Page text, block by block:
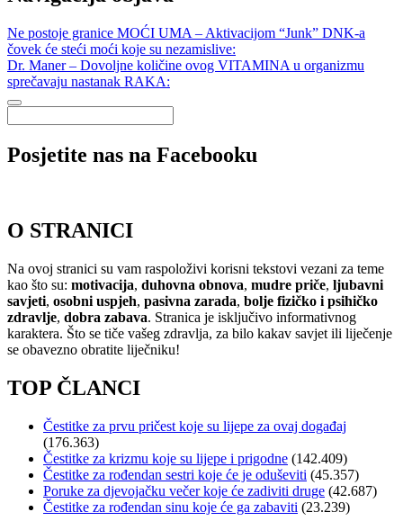
Ne postoje granice MOĆI UMA – Aktivacijom “Junk” DNK-a
čovek će steći moći koje su nezamislive:
Dr. Maner – Dovoljne količine ovog VITAMINA u organizmu
sprečavaju nastanak RAKA:
Posjetite nas na Facebooku
O STRANICI
Na ovoj stranici su vam raspoloživi korisni tekstovi vezani za teme
kao što su: motivacija, duhovna obnova, mudre priče, ljubavni
savjeti, osobni uspjeh, pasivna zarada, bolje fizičko i psihičko
zdravlje, dobra zabava. Stranica je isključivo informativnog
karaktera. Što se tiče vašeg zdravlja, za bilo kakav savjet ili liječenje
se obavezno obratite liječniku!
TOP ČLANCI
Čestitke za prvu pričest koje su lijepe za ovaj događaj
(176.363)
Čestitke za krizmu koje su lijepe i prigodne (142.409)
Čestitke za rođendan sestri koje će je oduševiti (45.357)
Poruke za djevojačku večer koje će zadiviti druge (42.687)
Čestitke za rođendan sinu koje će ga zabaviti (23.239)